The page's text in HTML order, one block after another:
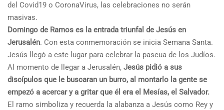
del Covid19 o CoronaVirus, las celebraciones no serán
masivas.
Domingo de Ramos es la entrada triunfal de Jesús en
Jerusalén. Con esta conmemoración se inicia Semana Santa.
Jesús llegó a este lugar para celebrar la pascua de los Judíos.
Al momento de llegar a Jerusalén, Jesús pidió a sus
discípulos que le buscaran un burro, al montarlo la gente se
empezó a acercar y a gritar que él era el Mesías, el Salvador.
El ramo simboliza y recuerda la alabanza a Jesús como Rey y